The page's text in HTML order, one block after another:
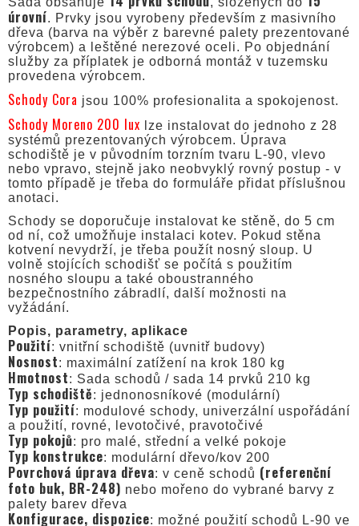
úrovní. Prvky jsou vyrobeny především z masivního
dřeva (barva na výběr z barevné palety prezentované
výrobcem) a leštěné nerezové oceli. Po objednání
služby za příplatek je odborná montáž v tuzemsku
provedena výrobcem.
Schody Cora jsou 100% profesionalita a spokojenost.
Schody Moreno 200 lux
lze instalovat do jednoho z 28
systémů prezentovaných výrobcem. Úprava
schodiště je v původním torzním tvaru L-90, vlevo
nebo vpravo, stejně jako neobvyklý rovný postup - v
tomto případě je třeba do formuláře přidat příslušnou
anotaci.
Schody se doporučuje instalovat ke stěně, do 5 cm
od ní, což umožňuje instalaci kotev. Pokud stěna
kotvení nevydrží, je třeba použít nosný sloup. U
volně stojících schodišť se počítá s použitím
nosného sloupu a také oboustranného
bezpečnostního zábradlí, další možnosti na
vyžádání.
Popis, parametry, aplikace
Použití: vnitřní schodiště (uvnitř budovy)
Nosnost: maximální zatížení na krok 180 kg
Hmotnost: Sada schodů / sada 14 prvků 210 kg
Typ schodiště: jednonosníkové (modulární)
Typ použití: modulové schody, univerzální uspořádání
a použití, rovné, levotočivé, pravotočivé
Typ pokojů: pro malé, střední a velké pokoje
Typ konstrukce: modulární dřevo/kov 200
Povrchová úprava dřeva: v ceně schodů (referenční
foto buk, BR-248) nebo mořeno do vybrané barvy z
palety barev dřeva
Konfigurace, dispozice: možné použití schodů L-90 ve